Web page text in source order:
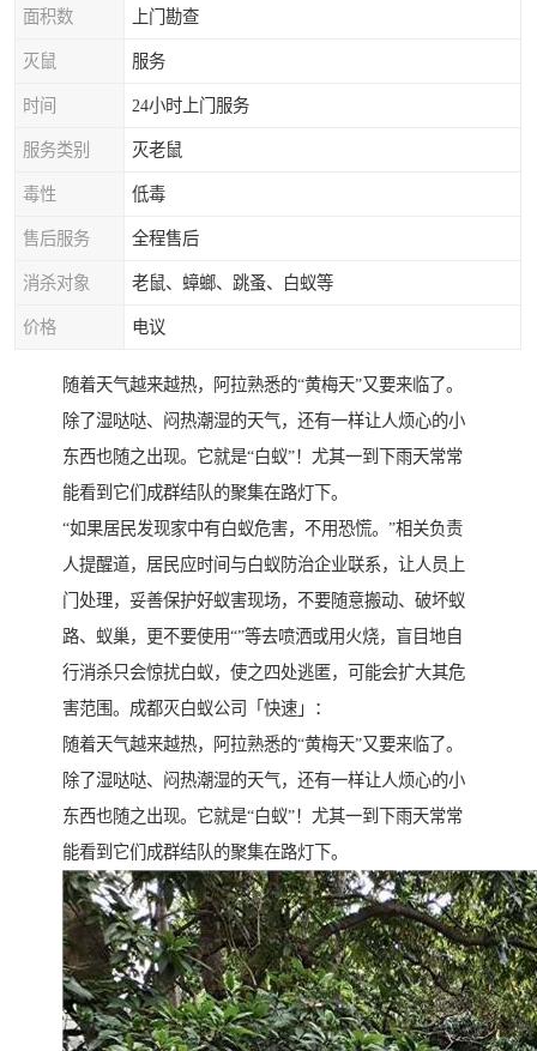
面积数 上门勘查
灭鼠 服务
时间 24小时上门服务
服务类别 灭老鼠
毒性 低毒
售后服务 全程售后
消杀对象 老鼠、蟑螂、跳蚤、白蚁等
价格 电议
随着天气越来越热，阿拉熟悉的“黄梅天”又要来临了。
除了湿哒哒、闷热潮湿的天气，还有一样让人烦心的小
东西也随之出现。它就是“白蚁”！尤其一到下雨天常常
能看到它们成群结队的聚集在路灯下。
“如果居民发现家中有白蚁危害，不用恐慌。”相关负责
人提醒道，居民应时间与白蚁防治企业联系，让人员上
门处理，妥善保护好蚁害现场，不要随意搬动、破坏蚁
路、蚁巢，更不要使用“”等去喷洒或用火烧，盲目地自
行消杀只会惊扰白蚁，使之四处逃匿，可能会扩大其危
害范围。成都灭白蚁公司「快速」：
随着天气越来越热，阿拉熟悉的“黄梅天”又要来临了。
除了湿哒哒、闷热潮湿的天气，还有一样让人烦心的小
东西也随之出现。它就是“白蚁”！尤其一到下雨天常常
能看到它们成群结队的聚集在路灯下。